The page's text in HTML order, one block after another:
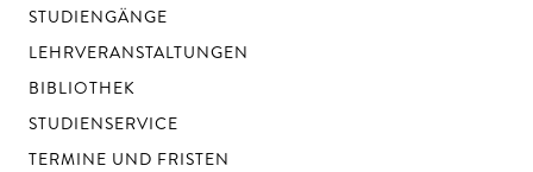
STUDIENGÄNGE
LEHRVERANSTALTUNGEN
BIBLIOTHEK
STUDIENSERVICE
TERMINE UND FRISTEN